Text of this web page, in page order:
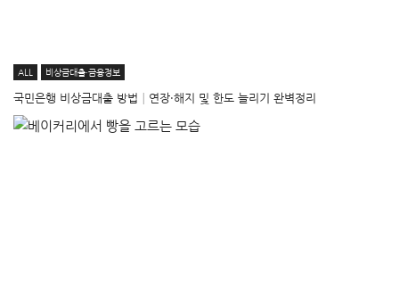
ALL 비상금대출·금융정보
국민은행 비상금대출 방법│연장·해지 및 한도 늘리기 완벽정리